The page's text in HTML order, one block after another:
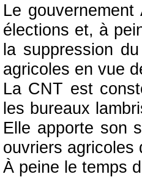
Le
élections et, à
la suppression
agricoles en vue
La CNT est
les bureaux
Elle apporte son
ouvriers agricoles
À peine le temps